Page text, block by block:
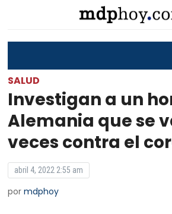
SALUD
Investigan a un
Alemania que se
veces contra el
abril 4, 2022 2:55 am
pormdphoy